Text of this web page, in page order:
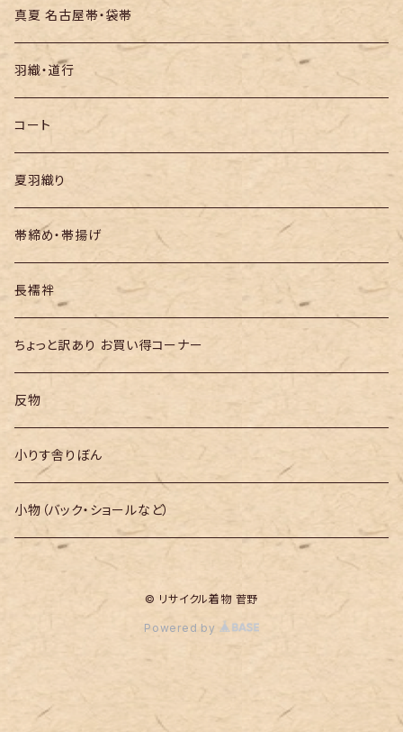
絞りの浴衣
名古屋帯
袋帯
半幅帯
真夏 名古屋帯・袋帯
羽織・道行
コート
夏羽織り
帯締め・帯揚げ
長襦袢
ちょっと訳あり お買い得コーナー
反物
小りす舎りぼん
小物（バック・ショールなど）
© リサイクル着物 菅野
Powered by